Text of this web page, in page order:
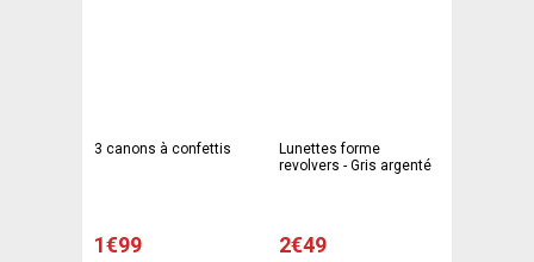
3 canons à confettis
1€99
Lunettes forme
revolvers - Gris argenté
2€49